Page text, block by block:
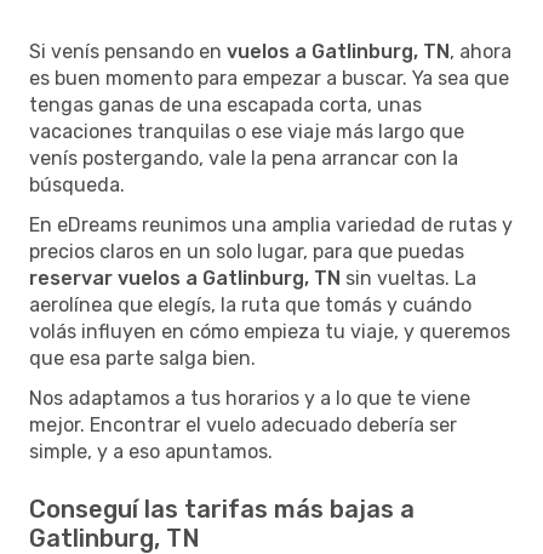
Si venís pensando en vuelos a Gatlinburg, TN, ahora
es buen momento para empezar a buscar. Ya sea que
tengas ganas de una escapada corta, unas
vacaciones tranquilas o ese viaje más largo que
venís postergando, vale la pena arrancar con la
búsqueda.
En eDreams reunimos una amplia variedad de rutas y
precios claros en un solo lugar, para que puedas
reservar vuelos a Gatlinburg, TN sin vueltas. La
aerolínea que elegís, la ruta que tomás y cuándo
volás influyen en cómo empieza tu viaje, y queremos
que esa parte salga bien.
Nos adaptamos a tus horarios y a lo que te viene
mejor. Encontrar el vuelo adecuado debería ser
simple, y a eso apuntamos.
Conseguí las tarifas más bajas a
Gatlinburg, TN